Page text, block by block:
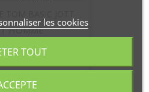
HOMME
les cookies
TOUT